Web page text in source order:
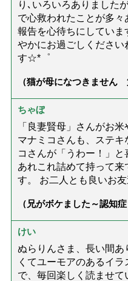
り､いろいろありました
で心救われたことが多
報告を心待ちにしていま
やかにお過ごしください
す☆*゜
（猫が母になつきません
ちゃぼ
「良妻賢母」さんがお
マナミコさんも、ステキ
コさんが「うわー！」と
あれこれ詰めて持って来
す。 お二人とも良いお友
（兄がボケました～認知
達』が届きました」）
けい
ぬらりんさま、長い間あ
くてユーモアのあるイ
で、毎回楽しく読ませ